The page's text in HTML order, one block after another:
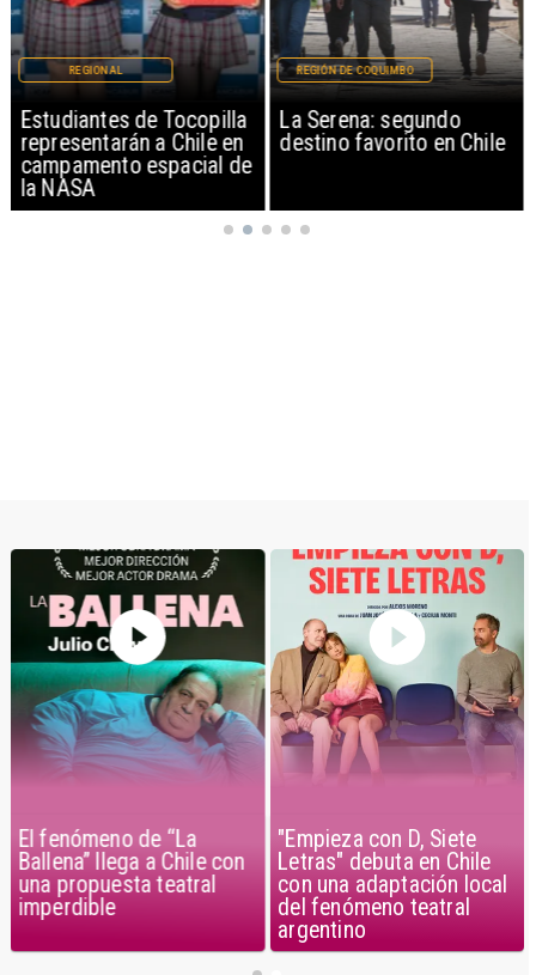
Estudiantes de Tocopilla
representarán a Chile en
campamento espacial de
la NASA
REGIONAL
La Serena: segundo
destino favorito en Chile
REGIÓN DE COQUIMBO
El fenómeno de “La
Ballena” llega a Chile con
una propuesta teatral
imperdible
"Empieza con D, Siete
Letras" debuta en Chile
con una adaptación local
del fenómeno teatral
argentino